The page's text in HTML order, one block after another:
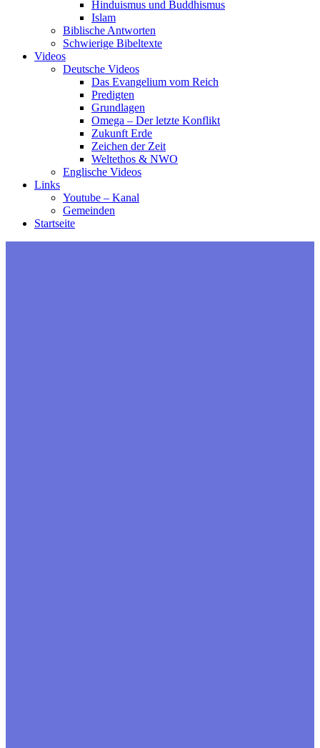
Hinduismus und Buddhismus
Islam
Biblische Antworten
Schwierige Bibeltexte
Videos
Deutsche Videos
Das Evangelium vom Reich
Predigten
Grundlagen
Omega – Der letzte Konflikt
Zukunft Erde
Zeichen der Zeit
Weltethos & NWO
Englische Videos
Links
Youtube – Kanal
Gemeinden
Startseite